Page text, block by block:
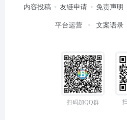
内容投稿 友链申请 免责声明
平台运营 文案语录
扫码加QQ群